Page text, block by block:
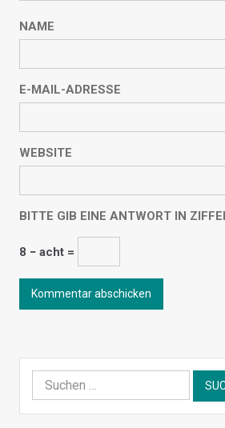
NAME
E-MAIL-ADRESSE
WEBSITE
BITTE GIB EINE ANTWORT IN
8 − acht =
Suchen
nach: